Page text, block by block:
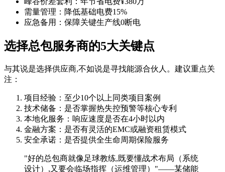
需量管理：降低基础电费15%
应急备用：保障关键生产线0断电
选择总包服务商的5大关键点
与其说是选择供应商,不如说是寻找能源合伙人。建议重点关
注：
项目经验：至少10个以上同类项目案例
技术储备：是否掌握热失控预警等核心专利
本地化服务：响应速度是否在4小时以内
金融方案：是否有灵活的EMC或融资租赁模式
安全承诺：是否提供全生命周期保险服务
"好的总包商就像足球教练,既要懂战术布局（系统
设计）,又要会临场指挥（运维管理）"——某储能